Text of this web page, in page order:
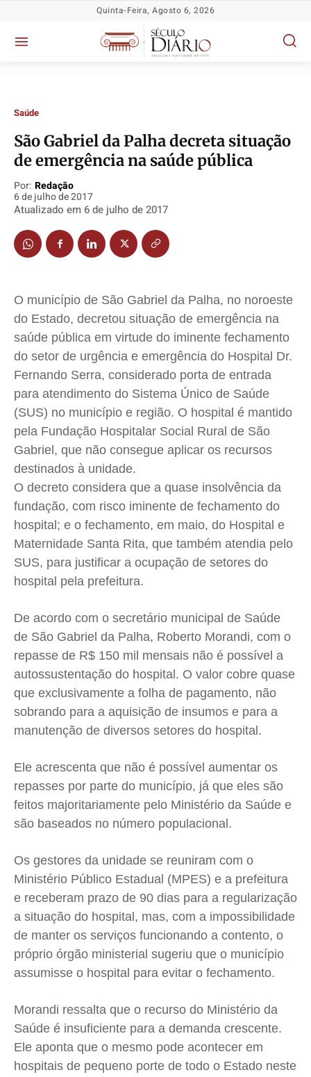
Política
Socioeconômicas
TV Século
Justiça
Educação
Meio Ambiente
Saúde
Cidades
Direitos
Economia
Cultura
Colunas
Caetano Roque
Gustavo Bastos
Jr Mignone (in memorian)
Wanda Sily
Anuncie
Quem Somos
Expediente
Contato
Termos de Uso
Política
Socioeconômicas
TV Século
Justiça
Educação
Meio Ambiente
Saúde
Cidades
Direitos
Economia
Cultura
Colunas
Caetano Roque
Gustavo Bastos
Jr Mignone (in memorian)
Wanda Sily
Anuncie
Quem Somos
Expediente
Contato
Termos de Uso
Política
Socioeconômicas
TV Século
Justiça
Educação
Meio Ambiente
Saúde
Cidades
Direitos
Economia
Cultura
Colunas
Caetano Roque
Gustavo Bastos
Jr Mignone (in memorian)
Wanda Sily
Anuncie
Quem Somos
Expediente
Contato
Termos de Uso
Política
Socioeconômicas
TV Século
Justiça
Educação
Meio Ambiente
Saúde
Cidades
Direitos
Economia
Cultura
Colunas
Caetano Roque
Gustavo Bastos
Jr Mignone (in memorian)
Wanda Sily
Anuncie
Quem Somos
Expediente
Contato
Termos de Uso
Quinta-Feira, Agosto 6, 2026
Saúde
São Gabriel da Palha decreta situação
de emergência na saúde pública
Por: Redação
6 de julho de 2017
Atualizado em 6 de julho de 2017
O município de São Gabriel da Palha, no noroeste
do Estado, decretou situação de emergência na
saúde pública em virtude do iminente fechamento
do setor de urgência e emergência do Hospital Dr.
Fernando Serra, considerado porta de entrada
para atendimento do Sistema Único de Saúde
(SUS) no município e região. O hospital é mantido
pela Fundação Hospitalar Social Rural de São
Gabriel, que não consegue aplicar os recursos
destinados à unidade.
O decreto considera que a quase insolvência da
fundação, com risco iminente de fechamento do
hospital; e o fechamento, em maio, do Hospital e
Maternidade Santa Rita, que também atendia pelo
SUS, para justificar a ocupação de setores do
hospital pela prefeitura.
De acordo com o secretário municipal de Saúde
de São Gabriel da Palha, Roberto Morandi, com o
repasse de R$ 150 mil mensais não é possível a
autossustentação do hospital. O valor cobre quase
que exclusivamente a folha de pagamento, não
sobrando para a aquisição de insumos e para a
manutenção de diversos setores do hospital.
Ele acrescenta que não é possível aumentar os
repasses por parte do município, já que eles são
feitos majoritariamente pelo Ministério da Saúde e
são baseados no número populacional.
Os gestores da unidade se reuniram com o
Ministério Público Estadual (MPES) e a prefeitura
e receberam prazo de 90 dias para a regularização
a situação do hospital, mas, com a impossibilidade
de manter os serviços funcionando a contento, o
próprio órgão ministerial sugeriu que o município
assumisse o hospital para evitar o fechamento.
Morandi ressalta que o recurso do Ministério da
Saúde é insuficiente para a demanda crescente.
Ele aponta que o mesmo pode acontecer em
hospitais de pequeno porte de todo o Estado neste